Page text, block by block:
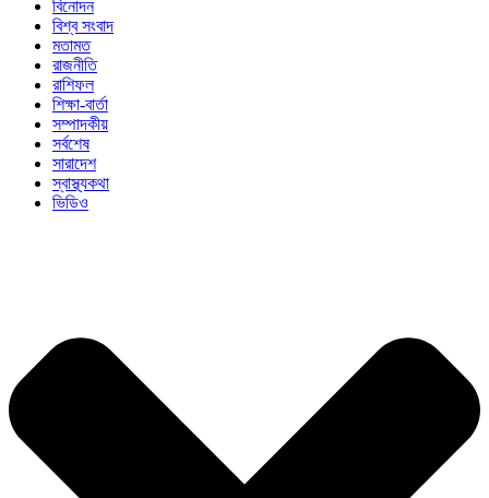
বিনোদন
বিশ্ব সংবাদ
মতামত
রাজনীতি
রাশিফল
শিক্ষা-বার্তা
সম্পাদকীয়
সর্বশেষ
সারাদেশ
স্বাস্থ্যকথা
ভিডিও